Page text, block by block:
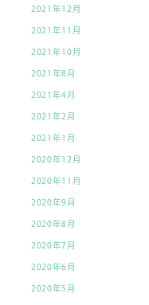
2021年12月
2021年11月
2021年10月
2021年8月
2021年4月
2021年2月
2021年1月
2020年12月
2020年11月
2020年9月
2020年8月
2020年7月
2020年6月
2020年5月